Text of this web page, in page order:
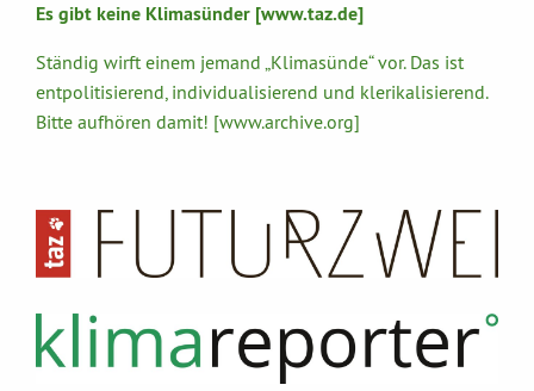
Es gibt keine Klimasünder [www.taz.de]
Ständig wirft einem jemand „Klimasünde“ vor. Das ist
entpolitisierend, individualisierend und klerikalisierend.
Bitte aufhören damit! [www.archive.org]